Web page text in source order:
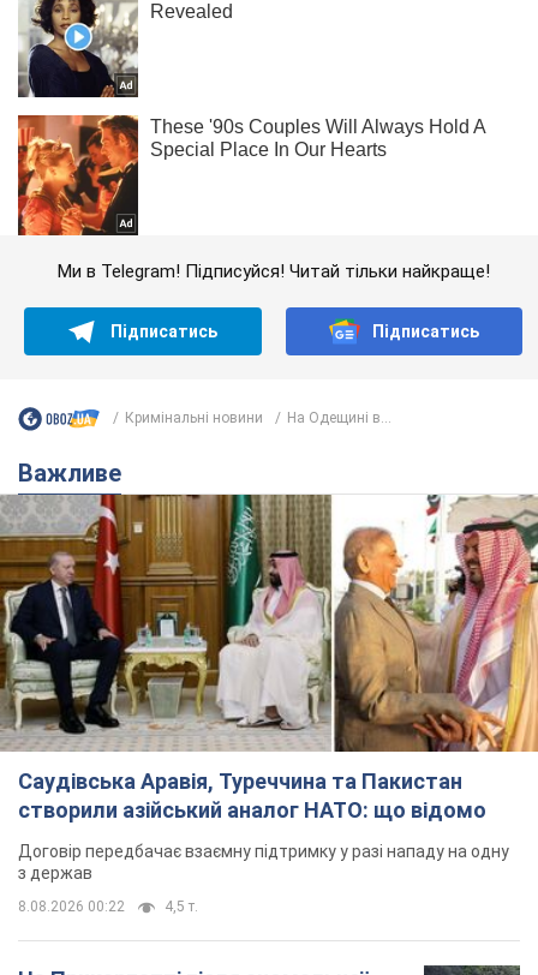
Ми в Telegram! Підписуйся! Читай тільки найкраще!
Підписатись Підписатись
Кримінальні новини На Одещині в...
Важливе
Саудівська Аравія, Туреччина та Пакистан
створили азійський аналог НАТО: що відомо
Договір передбачає взаємну підтримку у разі нападу на одну
з держав
8.08.2026 00:22 4,5 т.